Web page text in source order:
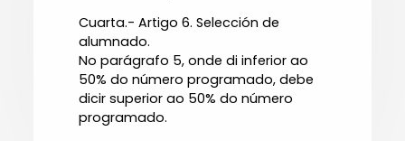
Cuarta.- Artigo 6. Selección de
alumnado.
No parágrafo 5, onde di inferior ao
50% do número programado, debe
dicir superior ao 50% do número
programado.